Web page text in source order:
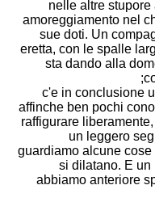
nelle altre
amoreggiamento nel
sue doti. Un
eretta, con le spalle
sta dando alla
c'e in conclusione
affinche ben pochi
raffigurare
un leggero
guardiamo alcune
si dilatano. E un
abbiamo anteriore